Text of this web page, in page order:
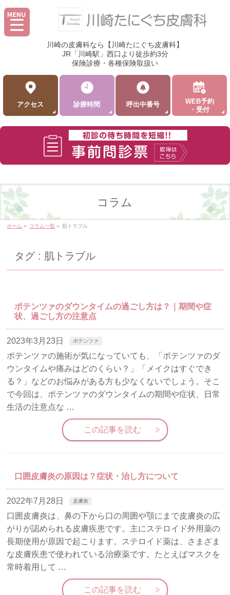
川崎の皮膚科なら【川崎たにぐち皮膚科】
JR「川崎駅」西口より徒歩約3分
保険診療・各種保険取扱い
アクセス 診療時間 呼出中番号
WEB予約
・受付
コラム
ホーム » コラム一覧 » 肌トラブル
タグ : 肌トラブル
ポテンツァのダウンタイムの過ごし方は？｜期間や症
状、過ごし方の注意点
2023年3月23日 ポテンツァ
ポテンツァの施術が気になっていても、「ポテンツァのダ
ウンタイムや痛みはどのくらい？」「メイクはすぐでき
る？」などのお悩みがある方も少なくないでしょう。そこ
で今回は、ポテンツァのダウンタイムの期間や症状、日常
生活の注意点な …
この記事を読む
口囲皮膚炎の原因は？症状・治し方について
2022年7月28日 皮膚炎
口囲皮膚炎は、鼻の下から口の周囲や顎にまで皮膚炎の広
がりが認められる皮膚疾患です。主にステロイド外用薬の
長期使用が原因で起こります。ステロイド薬は、さまざま
な皮膚疾患で使われている治療薬です。たとえばマスクを
常時着用して …
この記事を読む